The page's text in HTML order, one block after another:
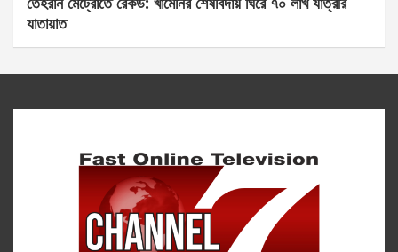
যাতায়াত